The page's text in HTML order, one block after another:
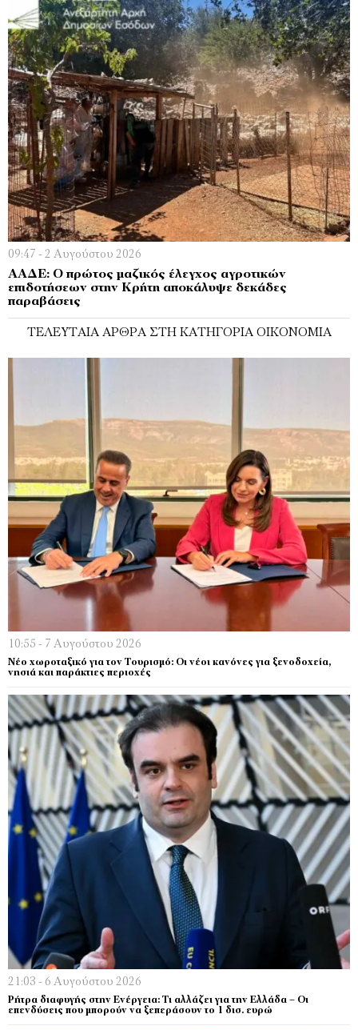
09:47 - 2 Αυγούστου 2026
ΑΑΔΕ: Ο πρώτος μαζικός έλεγχος αγροτικών
επιδοτήσεων στην Κρήτη αποκάλυψε δεκάδες
παραβάσεις
ΤΕΛΕΥΤΑΊΑ ΆΡΘΡΑ ΣΤΗ ΚΑΤΗΓΟΡΊΑ ΟΙΚΟΝΟΜΊΑ
10:55 - 7 Αυγούστου 2026
Νέο χωροταξικό για τον Τουρισμό: Οι νέοι κανόνες για ξενοδοχεία,
νησιά και παράκτιες περιοχές
21:03 - 6 Αυγούστου 2026
Ρήτρα διαφυγής στην Ενέργεια: Τι αλλάζει για την Ελλάδα – Οι
επενδύσεις που μπορούν να ξεπεράσουν το 1 δισ. ευρώ